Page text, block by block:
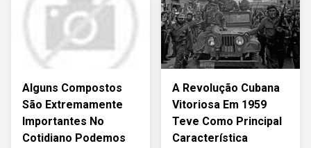
Alguns Compostos
São Extremamente
Importantes No
Cotidiano Podemos
A Revolução Cubana
Vitoriosa Em 1959
Teve Como Principal
Característica